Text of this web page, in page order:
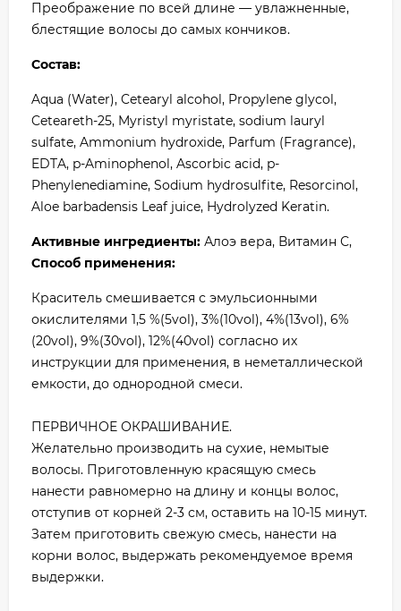
Преображение по всей длине — увлажненные,
блестящие волосы до самых кончиков.
Состав:
Aqua (Water), Cetearyl alcohol, Propylene glycol,
Ceteareth-25, Myristyl myristate, sodium lauryl
sulfate, Ammonium hydroxide, Parfum (Fragrance),
EDTA, p-Aminophenol, Ascorbic acid, p-
Phenylenediamine, Sodium hydrosulfite, Resorcinol,
Aloe barbadensis Leaf juice, Hydrolyzed Keratin.
Активные ингредиенты: Алоэ вера, Витамин С,
Способ применения:
Краситель смешивается с эмульсионными
окислителями 1,5 %(5vol), 3%(10vol), 4%(13vol), 6%
(20vol), 9%(30vol), 12%(40vol) согласно их
инструкции для применения, в неметаллической
емкости, до однородной смеси.
ПЕРВИЧНОЕ ОКРАШИВАНИЕ.
Желательно производить на сухие, немытые
волосы. Приготовленную красящую смесь
нанести равномерно на длину и концы волос,
отступив от корней 2-3 см, оставить на 10-15 минут.
Затем приготовить свежую смесь, нанести на
корни волос, выдержать рекомендуемое время
выдержки.